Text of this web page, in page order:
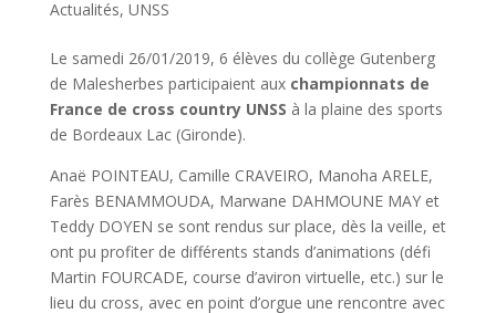
Actualités, UNSS
Le samedi 26/01/2019, 6 élèves du collège Gutenberg
de Malesherbes participaient aux championnats de
France de cross country UNSS à la plaine des sports
de Bordeaux Lac (Gironde).
Anaë POINTEAU, Camille CRAVEIRO, Manoha ARELE,
Farès BENAMMOUDA, Marwane DAHMOUNE MAY et
Teddy DOYEN se sont rendus sur place, dès la veille, et
ont pu profiter de différents stands d’animations (défi
Martin FOURCADE, course d’aviron virtuelle, etc.) sur le
lieu du cross, avec en point d’orgue une rencontre avec